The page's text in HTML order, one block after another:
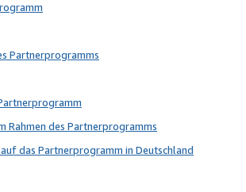
Partnerprogramms
Rahmen des Partnerprogramms
das Partnerprogramm in Deutschland